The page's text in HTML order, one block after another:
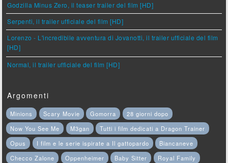
Godzilla Minus Zero, il teaser trailer del film [HD]
Serpenti, il trailer ufficiale del film [HD]
Lorenzo - L'incredibile avventura di Jovanotti, il trailer ufficiale del film
[HD]
Normal, il trailer ufficiale del film [HD]
Argomenti
Minions Scary Movie Gomorra
28 giorni dopo
Now You See Me
M3gan
Tutti i film dedicati a Dragon Trainer
Opus
I film e le serie ispirate a Il gattopardo
Biancaneve
Checco Zalone
Oppenheimer Baby Sitter
Royal Family